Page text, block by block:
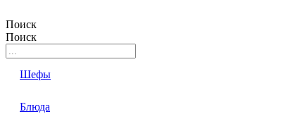
Поиск
Поиск
Шефы
Блюда